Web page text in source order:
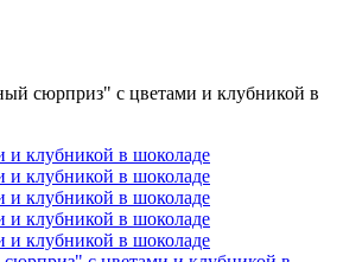
сюрприз" с цветами и клубникой в